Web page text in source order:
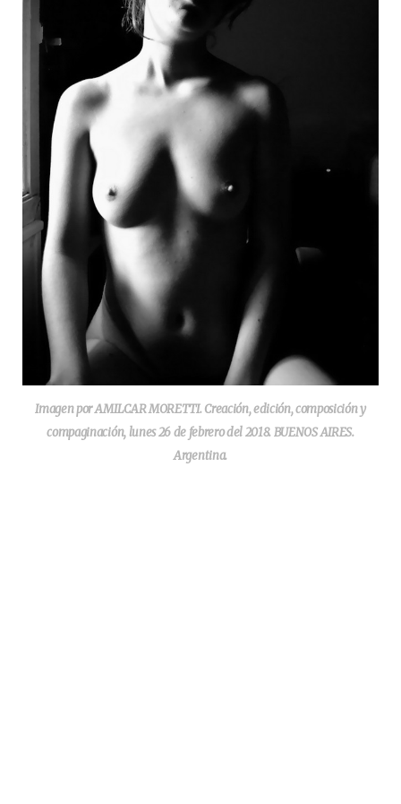
Imagen por AMILCAR MORETTI. Creación, edición, composición y
compaginación, lunes 26 de febrero del 2018. BUENOS AIRES.
Argentina.